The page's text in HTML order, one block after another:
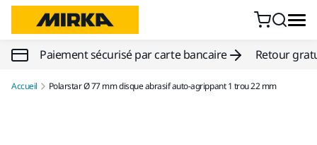
Paiement sécurisé par carte bancaire Retour
Accueil Polarstar Ø 77 mm disque abrasif auto-agrippant 1 trou 22 mm